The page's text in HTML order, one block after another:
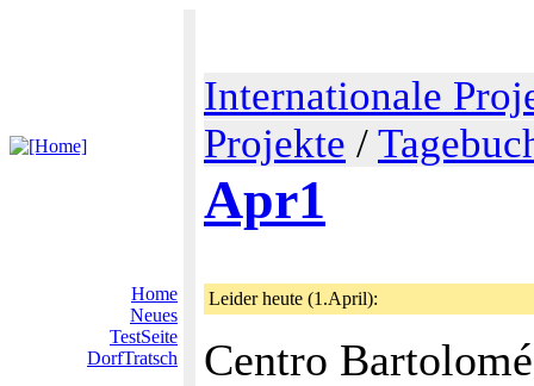
Internationale
Projekte /
Apr1
Home
Neues
TestSeite
DorfTratsch
Leider heute (1.April):
Centro